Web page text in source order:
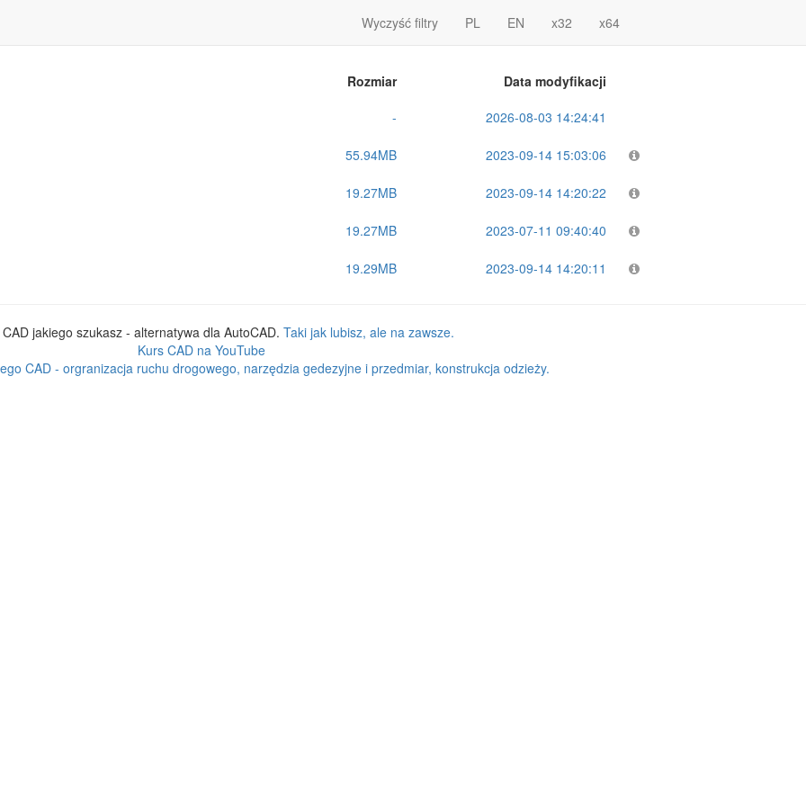
Wyczyść filtry PL EN x32 x64
Rozmiar
Data modyfikacji
-
2026-08-03 14:24:41
55.94MB 2023-09-14 15:03:06
19.27MB 2023-09-14 14:20:22
19.27MB 2023-07-11 09:40:40
19.29MB 2023-09-14 14:20:11
jakiego szukasz - alternatywa dla AutoCAD. Taki jak lubisz, ale na zawsze.
Kurs CAD na YouTube
CAD - orgranizacja ruchu drogowego, narzędzia gedezyjne i przedmiar, konstrukcja odzieży.